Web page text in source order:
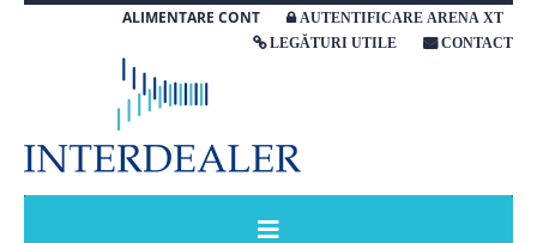
ALIMENTARE CONT
AUTENTIFICARE ARENA XT
LEGĂTURI UTILE
CONTACT